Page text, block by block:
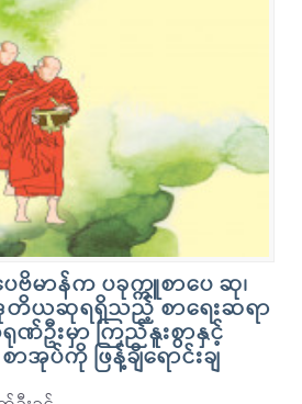
ဗိမာန်က ပခုက္ကူစာပေ ဆု၊
ဒုတိယဆုရရှိသည့် စာရေးဆရာ
ဦးမှာ ကြည်နူးစွာနှင့်
ာအုပ်ကို ဖြန့်ချိရောင်းချ